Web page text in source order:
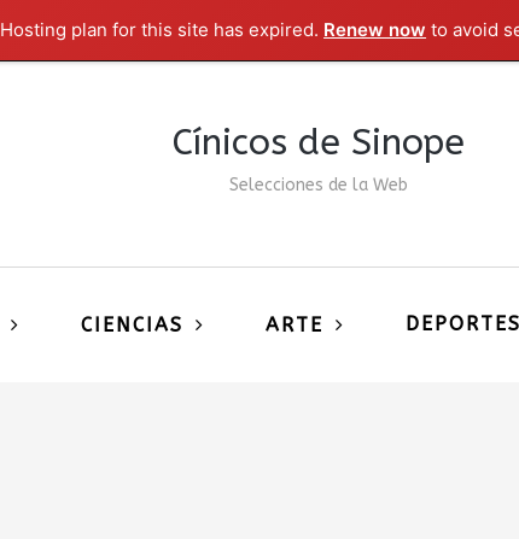
Hosting plan for this site has expired. Renew now to avoid
Cínicos de Sinope
Selecciones de la Web
CIENCIAS ARTE DEPORTES